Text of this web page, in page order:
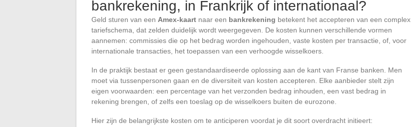
bankrekening, in Frankrijk of internationaal?
Geld sturen van een Amex-kaart naar een bankrekening betekent het accepteren van een complex
tariefschema, dat zelden duidelijk wordt weergegeven. De kosten kunnen verschillende vormen
aannemen: commissies die op het bedrag worden ingehouden, vaste kosten per transactie, of, voor
internationale transacties, het toepassen van een verhoogde wisselkoers.
In de praktijk bestaat er geen gestandaardiseerde oplossing aan de kant van Franse banken. Men
moet via tussenpersonen gaan en de diversiteit van kosten accepteren. Elke aanbieder stelt zijn
eigen voorwaarden: een percentage van het verzonden bedrag inhouden, een vast bedrag in
rekening brengen, of zelfs een toeslag op de wisselkoers buiten de eurozone.
Hier zijn de belangrijkste kosten om te anticiperen voordat je dit soort overdracht initieert: